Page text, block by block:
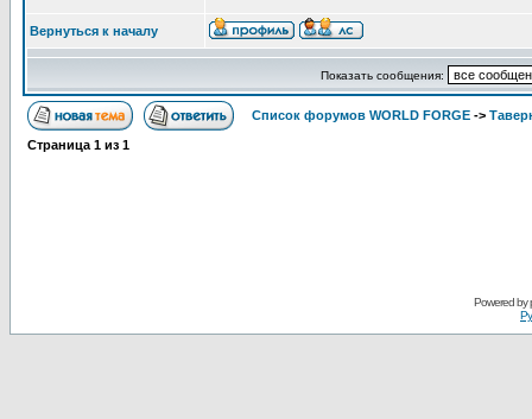
Вернуться к началу
Показать сообщения:
Список форумов WORLD FORGE ->
Страница 1 из 1
Powered by